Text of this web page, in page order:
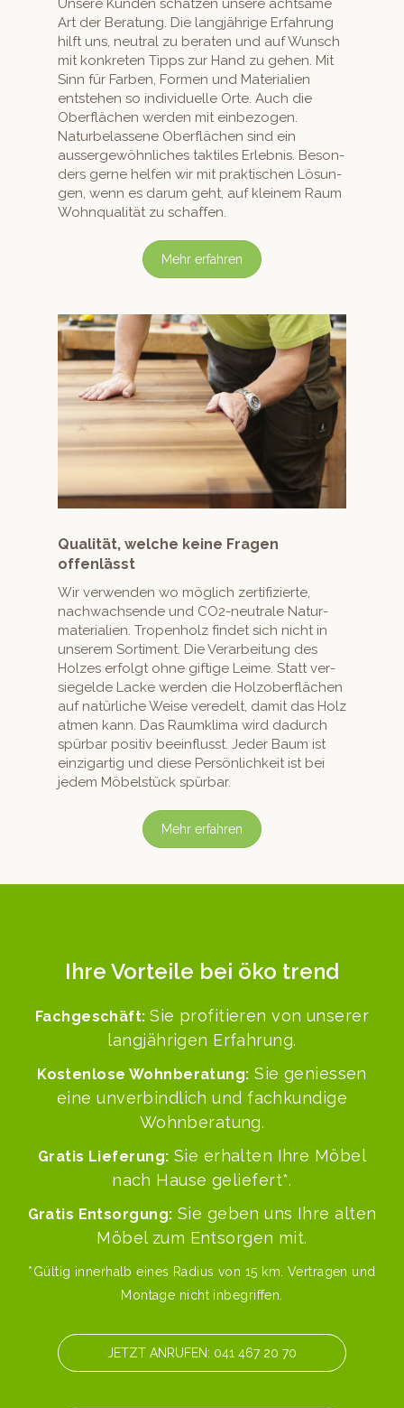
Unsere Kun­den schätzen unsere acht­same
Art der Beratung. Die langjährige Erfahrung
hil­ft uns, neu­tral zu berat­en und auf Wun­sch
mit konkreten Tipps zur Hand zu gehen. Mit
Sinn für Far­ben, For­men und Mate­ri­alien
entste­hen so indi­vidu­elle Orte. Auch die
Ober­flächen wer­den mit ein­be­zo­gen.
Naturbe­lassene Ober­flächen sind ein
aussergewöhn­lich­es tak­tiles Erleb­nis. Beson­
ders gerne helfen wir mit prak­tis­chen Lösun­
gen, wenn es darum geht, auf kleinem Raum
Wohn­qual­ität zu schaffen.
Mehr erfahren
Qualität, welche keine Fragen
offenlässt
Wir ver­wen­den wo möglich zer­ti­fizierte,
nachwach­sende und CO2-neu­trale Natur­
ma­te­ri­alien. Tropen­holz find­et sich nicht in
unserem Sor­ti­ment. Die Ver­ar­beitung des
Holzes erfol­gt ohne giftige Leime. Statt ver­
siegelde Lacke wer­den die Hol­zober­flächen
auf natür­liche Weise vere­delt, damit das Holz
atmen kann. Das Raumk­li­ma wird dadurch
spür­bar pos­i­tiv bee­in­flusst. Jed­er Baum ist
einzi­gar­tig und diese Per­sön­lichkeit ist bei
jedem Möbel­stück spürbar.
Mehr erfahren
Ihre Vorteile bei öko trend
Fachgeschäft:Sie prof­i­tieren von unser­er
langjähri­gen Erfahrung.
Kosten­lose Wohn­ber­atung: Sie geniessen
eine unverbindlich und fachkundi­ge
Wohnberatung.
Gratis Liefer­ung: Sie erhal­ten Ihre Möbel
nach Hause geliefert*.
Gratis Entsorgung: Sie geben uns Ihre alten
Möbel zum Entsor­gen mit.
*Gültig inner­halb eines Radius von 15 km. Ver­tra­gen und
Mon­tage nicht inbegriffen.
JET­ZT ANRUFEN: 041 467 20 70